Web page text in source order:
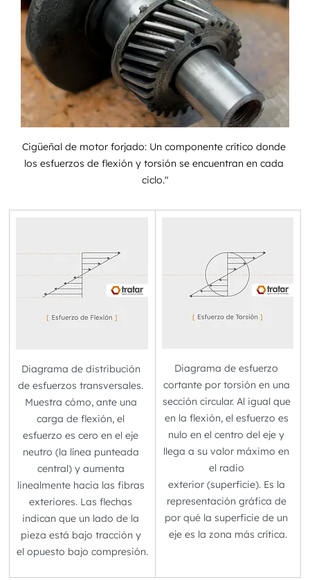
Cigüeñal de motor forjado: Un componente crítico donde
los esfuerzos de flexión y torsión se encuentran en cada
ciclo."
Diagrama de distribución
de esfuerzos transversales.
Muestra cómo, ante una
carga de flexión, el
esfuerzo es cero en el eje
neutro (la línea punteada
central) y aumenta
linealmente hacia las fibras
exteriores. Las flechas
indican que un lado de la
pieza está bajo tracción y
el opuesto bajo compresión.
Diagrama de esfuerzo
cortante por torsión en una
sección circular. Al igual que
en la flexión, el esfuerzo es
nulo en el centro del eje y
llega a su valor máximo en
el radio
exterior (superficie). Es la
representación gráfica de
por qué la superficie de un
eje es la zona más crítica.